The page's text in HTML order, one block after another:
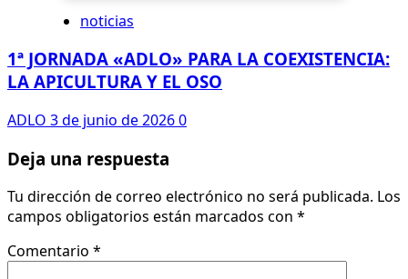
noticias
1ª JORNADA «ADLO» PARA LA COEXISTENCIA:
LA APICULTURA Y EL OSO
ADLO 3 de junio de 20260
Deja una respuesta
Tu dirección de correo electrónico no será publicada. Los
campos obligatorios están marcados con *
Comentario *